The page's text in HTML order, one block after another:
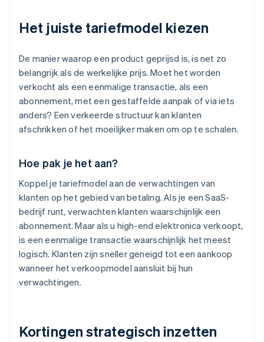
Het juiste tariefmodel kiezen
De manier waarop een product geprijsd is, is net zo
belangrijk als de werkelijke prijs. Moet het worden
verkocht als een eenmalige transactie, als een
abonnement, met een gestaffelde aanpak of via iets
anders? Een verkeerde structuur kan klanten
afschrikken of het moeilijker maken om op te schalen.
Hoe pak je het aan?
Koppel je tariefmodel aan de verwachtingen van
klanten op het gebied van betaling. Als je een SaaS-
bedrijf runt, verwachten klanten waarschijnlijk een
abonnement. Maar als u high-end elektronica verkoopt,
is een eenmalige transactie waarschijnlijk het meest
logisch. Klanten zijn sneller geneigd tot een aankoop
wanneer het verkoopmodel aansluit bij hun
verwachtingen.
Kortingen strategisch inzetten